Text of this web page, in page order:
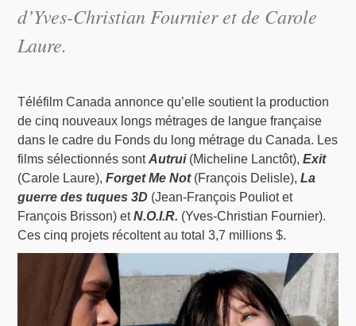
d’Yves-Christian Fournier et de Carole
Laure.
Téléfilm Canada annonce qu’elle soutient la production
de cinq nouveaux longs métrages de langue française
dans le cadre du Fonds du long métrage du Canada. Les
films sélectionnés sontAutrui(Micheline Lanctôt),Exit
(Carole Laure),Forget Me Not(François Delisle),La
guerre des tuques 3D (Jean-François Pouliot et
François Brisson) etN.O.I.R. (Yves-Christian Fournier).
Ces cinq projets récoltent au total 3,7 millions $.